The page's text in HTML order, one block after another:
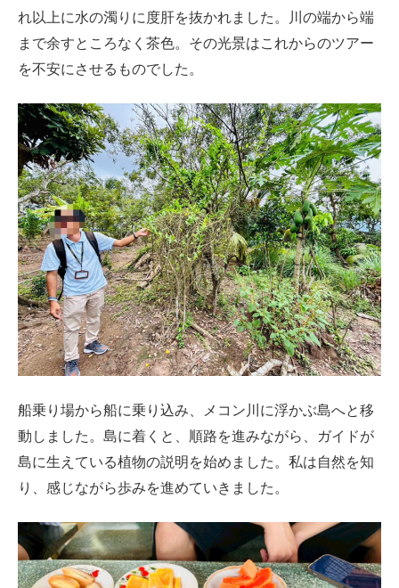
れ以上に水の濁りに度肝を抜かれました。川の端から端
まで余すところなく茶色。その光景はこれからのツアー
を不安にさせるものでした。
船乗り場から船に乗り込み、メコン川に浮かぶ島へと移
動しました。島に着くと、順路を進みながら、ガイドが
島に生えている植物の説明を始めました。私は自然を知
り、感じながら歩みを進めていきました。